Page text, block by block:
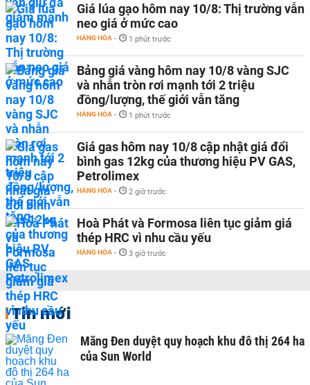
Giá lúa gạo hôm nay 10/8: Thị trường vẫn
neo giá ở mức cao
HÀNG HÓA - 1 phút trước
Bảng giá vàng hôm nay 10/8 vàng SJC
và nhẫn tròn rơi mạnh tới 2 triệu
đồng/lượng, thế giới vẫn tăng
HÀNG HÓA - 1 phút trước
Giá gas hôm nay 10/8 cập nhật giá đổi
bình gas 12kg của thương hiệu PV GAS,
Petrolimex
HÀNG HÓA - 2 giờ trước
Hoà Phát và Formosa liên tục giảm giá
thép HRC vì nhu cầu yếu
HÀNG HÓA - 3 giờ trước
Tin mới
Măng Đen duyệt quy hoạch khu đô thị 264 ha
của Sun World